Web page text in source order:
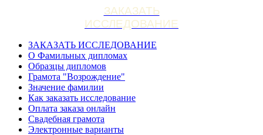
ЗАКАЗАТЬ
ИССЛЕДОВАНИЕ
ЗАКАЗАТЬ ИССЛЕДОВАНИЕ
О Фамильных дипломах
Образцы дипломов
Грамота "Возрождение"
Значение фамилии
Как заказать исследование
Оплата заказа онлайн
Свадебная грамота
Электронные варианты